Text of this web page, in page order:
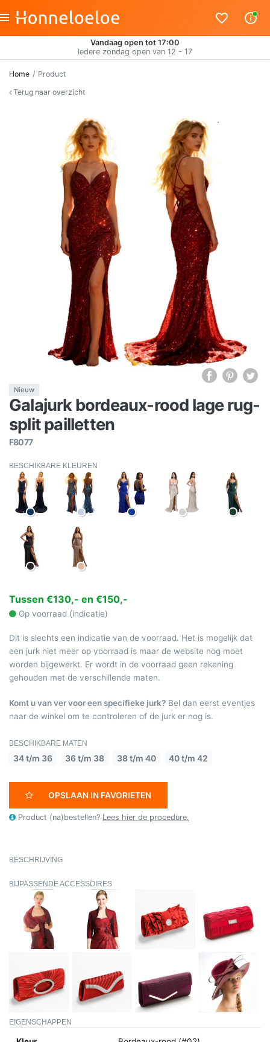
Vandaag open tot 17:00
Iedere zondag open van 12 - 17
Home
Product
Terug naar overzicht
Nieuw
Galajurk bordeaux-rood lage rug-
split pailletten
F8077
BESCHIKBARE KLEUREN
Tussen €130,- en €150,-
Op voorraad (indicatie)
Dit is slechts een indicatie van de voorraad. Het is mogelijk dat
een jurk niet meer op voorraad is maar de website nog moet
worden bijgewerkt. Er wordt in de voorraad geen rekening
gehouden met de verschillende maten.
Komt u van ver voor een specifieke jurk? Bel dan eerst eventjes
naar de winkel om te controleren of de jurk er nog is.
BESCHIKBARE MATEN
34 t/m 36 36 t/m 38 38 t/m 40 40 t/m 42
OPSLAAN IN FAVORIETEN
Product (na)bestellen? Lees hier de procedure.
BESCHRIJVING
BIJPASSENDE ACCESSOIRES
EIGENSCHAPPEN